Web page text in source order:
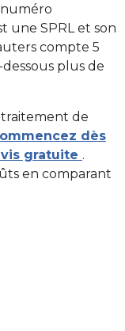
une SPRL et son
compte 5
plus de
de
dès
gratuite .
en comparant